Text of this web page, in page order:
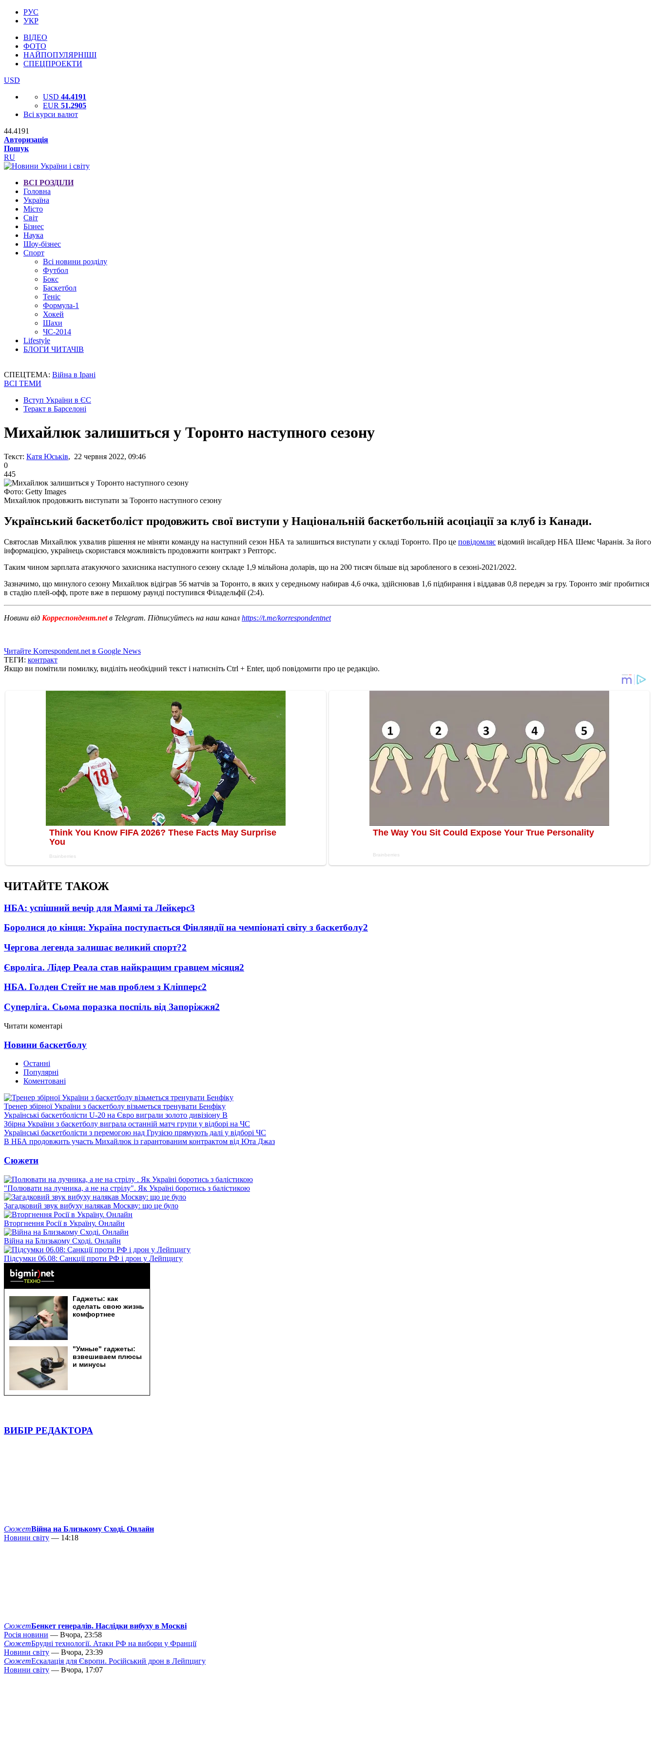
РУС
УКР
ВІДЕО
ФОТО
НАЙПОПУЛЯРНІШІ
СПЕЦПРОЕКТИ
USD
USD 44.4191
EUR 51.2905
Всі курси валют
44.4191
Авторизація
Пошук
RU
ВСІ РОЗДІЛИ
Головна
Україна
Місто
Світ
Бізнес
Наука
Шоу-бізнес
Спорт
Всі новини розділу
Футбол
Бокс
Баскетбол
Теніс
Формула-1
Хокей
Шахи
ЧС-2014
Lifestyle
БЛОГИ ЧИТАЧІВ
СПЕЦТЕМА: Війна в Ірані
ВСІ ТЕМИ
Вступ України в ЄС
Теракт в Барселоні
Михайлюк залишиться у Торонто наступного сезону
Текст: Катя Юськів, 22 червня 2022, 09:46
0
445
Фото: Getty Images
Михайлюк продовжить виступати за Торонто наступного сезону
Український баскетболіст продовжить свої виступи у Національній баскетбольній асоціації за клуб із Канади.
Святослав Михайлюк ухвалив рішення не міняти команду на наступний сезон НБА та залишиться виступати у складі Торонто. Про це повідомляє відомий інсайдер НБА Шемс Чаранія. За його
інформацією, українець скористався можливість продовжити контракт з Репторс.
Таким чином зарплата атакуючого захисника наступного сезону складе 1,9 мільйона доларів, що на 200 тисяч більше від заробленого в сезоні-2021/2022.
Зазначимо, що минулого сезону Михайлюк відіграв 56 матчів за Торонто, в яких у середньому набирав 4,6 очка, здійснював 1,6 підбирання і віддавав 0,8 передач за гру. Торонто зміг пробитися
в стадію плей-офф, проте вже в першому раунді поступився Філадельфії (2:4).
Новини від Корреспондент.netв Telegram. Підписуйтесь на наш канал https://t.me/korrespondentnet
Читайте Korrespondent.net в Google News
ТЕГИ: контракт
Якщо ви помітили помилку, виділіть необхідний текст і натисніть Ctrl + Enter, щоб повідомити про це редакцію.
ЧИТАЙТЕ ТАКОЖ
НБА: успішний вечір для Маямі та Лейкерс3
Боролися до кінця: Україна поступається Фінляндії на чемпіонаті світу з баскетболу2
Чергова легенда залишає великий спорт?2
Євроліга. Лідер Реала став найкращим гравцем місяця2
НБА. Голден Стейт не мав проблем з Кліпперс2
Суперліга. Сьома поразка поспіль від Запоріжжя2
Читати коментарі
Новини баскетболу
Останні
Популярні
Коментовані
Тренер збірної України з баскетболу візьметься тренувати Бенфіку
Українські баскетболісти U-20 на Євро виграли золото дивізіону В
Збірна України з баскетболу виграла останній матч групи у відборі на ЧС
Українські баскетболісти з перемогою над Грузією прямують далі у відборі ЧС
В НБА продовжить участь Михайлюк із гарантованим контрактом від Юта Джаз
Сюжети
"Полювати на лучника, а не на стрілу". Як Україні боротись з балістикою
Загадковий звук вибуху налякав Москву: що це було
Вторгнення Росії в Україну. Онлайн
Війна на Близькому Сході. Онлайн
Підсумки 06.08: Санкції проти РФ і дрон у Лейпцигу
ВИБІР РЕДАКТОРА
СюжетВійна на Близькому Сході. Онлайн
Новини світу — 14:18
СюжетБенкет генералів. Наслідки вибуху в Москві
Росія новини — Вчора, 23:58
СюжетБрудні технології. Атаки РФ на вибори у Франції
Новини світу — Вчора, 23:39
СюжетЕскалація для Європи. Російський дрон в Лейпцигу
Новини світу — Вчора, 17:07